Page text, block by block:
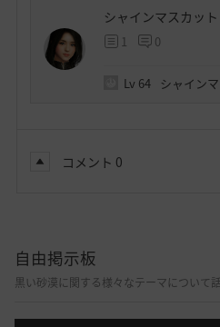
シャインマスカット
1 0
Lv 64 シャイン
コメント 0
自由掲示板
黒い砂漠に関する様々なテーマについて